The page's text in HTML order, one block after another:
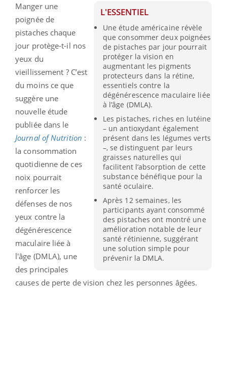
L'ESSENTIEL
Une étude américaine révèle
que consommer deux poignées
de pistaches par jour pourrait
protéger la vision en
augmentant les pigments
protecteurs dans la rétine,
essentiels contre la
dégénérescence maculaire liée
à l’âge (DMLA).
Les pistaches, riches en lutéine
– un antioxydant également
présent dans les légumes verts
–, se distinguent par leurs
graisses naturelles qui
facilitent l’absorption de cette
substance bénéfique pour la
santé oculaire.
Après 12 semaines, les
participants ayant consommé
des pistaches ont montré une
amélioration notable de leur
santé rétinienne, suggérant
une solution simple pour
prévenir la DMLA.
Manger une
poignée de
pistaches chaque
jour protège-t-il nos
yeux du
vieillissement ? C’est
du moins ce que
suggère une
nouvelle étude
publiée dans le
Journal of Nutrition :
la consommation
quotidienne de ces
noix pourrait
renforcer les
défenses de nos
yeux contre la
dégénérescence
maculaire liée à
l'âge (DMLA), une
des principales
causes de perte de vision chez les personnes âgées.